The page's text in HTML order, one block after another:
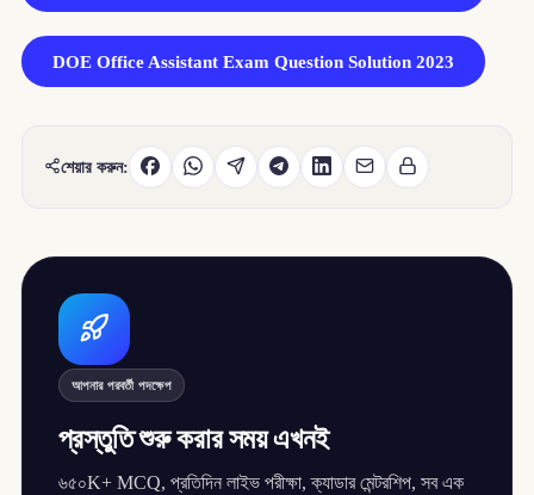
DOE Office Assistant Exam Question Solution 2023
শেয়ার করুন:
আপনার পরবর্তী পদক্ষেপ
প্রস্তুতি শুরু করার সময় এখনই
৬৫০K+ MCQ, প্রতিদিন লাইভ পরীক্ষা, ক্যাডার মেন্টরশিপ, সব এক